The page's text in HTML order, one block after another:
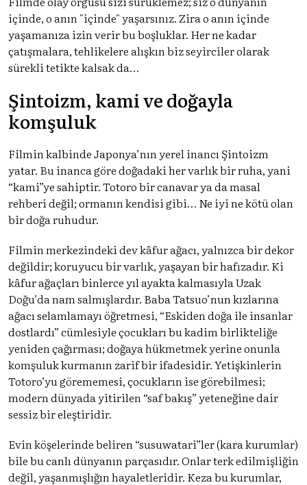
içinde, o anın "içinde" yaşarsınız. Zira o anın içinde
yaşamanıza izin verir bu boşluklar. Her ne kadar
çatışmalara, tehlikelere alışkın biz seyirciler olarak
sürekli tetikte kalsak da…
Şintoizm, kami ve doğayla
komşuluk
Filmin kalbinde Japonya’nın yerel inancı Şintoizm
yatar. Bu inanca göre doğadaki her varlık bir ruha, yani
“kami”ye sahiptir. Totoro bir canavar ya da masal
rehberi değil; ormanın kendisi gibi… Ne iyi ne kötü olan
bir doğa ruhudur.
Filmin merkezindeki dev kâfur ağacı, yalnızca bir dekor
değildir; koruyucu bir varlık, yaşayan bir hafızadır. Ki
kâfur ağaçları binlerce yıl ayakta kalmasıyla Uzak
Doğu’da nam salmışlardır. Baba Tatsuo’nun kızlarına
ağacı selamlamayı öğretmesi, “Eskiden doğa ile insanlar
dostlardı” cümlesiyle çocukları bu kadim birlikteliğe
yeniden çağırması; doğaya hükmetmek yerine onunla
komşuluk kurmanın zarif bir ifadesidir. Yetişkinlerin
Totoro’yu görememesi, çocukların ise görebilmesi;
modern dünyada yitirilen “saf bakış” yeteneğine dair
sessiz bir eleştiridir.
Evin köşelerinde beliren “susuwatari”ler (kara kurumlar)
bile bu canlı dünyanın parçasıdır. Onlar terk edilmişliğin
değil, yaşanmışlığın hayaletleridir. Keza bu kurumlar,